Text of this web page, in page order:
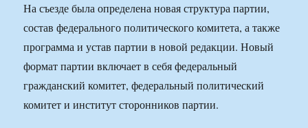
На съезде была определена новая структура партии,
состав федерального политического комитета, а также
программа и устав партии в новой редакции. Новый
формат партии включает в себя федеральный
гражданский комитет, федеральный политический
комитет и институт сторонников партии.